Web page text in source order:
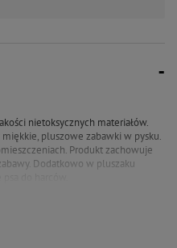
nietoksycznych materiałów.
pluszowe zabawki w pysku.
Produkt zachowuje
Dodatkowo w pluszaku